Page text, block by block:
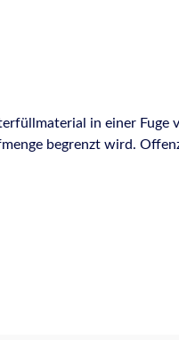
in einer Fuge
Rundschnur für den